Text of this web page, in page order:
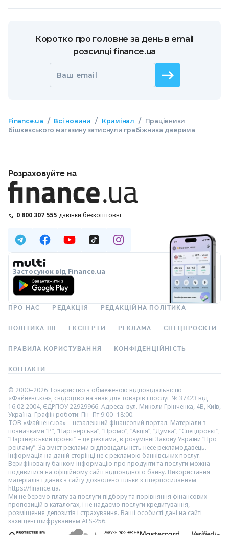
Коротко про головне за день в email
розсилці finance.ua
Ваш email
Finance.ua / Всі новини / Кримінал /
Працівники
бішкекського магазину затиснули грабіжника дверима
Розраховуйте на
0 800 307 555 дзвінки безкоштовні
Застосунок від Finance.ua
ПРО НАС РЕДАКЦІЯ РЕДАКЦІЙНА ПОЛІТИКА
ПОЛІТИКА ШІ ЕКСПЕРТИ РЕКЛАМА СПЕЦПРОЄКТИ
ПРАВИЛА КОРИСТУВАННЯ КОНФІДЕНЦІЙНІСТЬ
КОНТАКТИ
© 2000–2026 Товариство з обмеженою відповідальністю
«Файненс.юа», свідоцтво на знак для товарів і послуг № 37423 від
16.02.2004, ЄДРПОУ 22929966. Адреса: вул. Миколи Грінченка, 4В, Київ,
Україна. Графік роботи: Пн–Пт 9:00–18:00.
ТОВ «Файненс.юа» – незалежний фінансовий портал. Матеріали з
позначками “Р”, “Партнерська”, “Промо”, “Акція”, “Думка”, “Спецпроєкт”,
“Партнерський проєкт” – це реклама, в розумінні Закону України “Про
рекламу”. За зміст реклами відповідальність несе рекламодавець.
Інформація на даній сторінці не є рекламою банківських послуг.
Верифіковану банком інформацію про продукти та послуги можна
подивитися на офіційному сайті відповідного банку. Використання
матеріалів і даних з сайту дозволено тільки з гіперпосиланням
https://finance.ua.
Ми не беремо плату за послуги підбору та порівняння фінансових
пропозицій в каталогах, і не надаємо послуги кредитування,
розміщення депозитів і страхування. Ваші особисті дані на сайті
захищені шифруванням AES-256.